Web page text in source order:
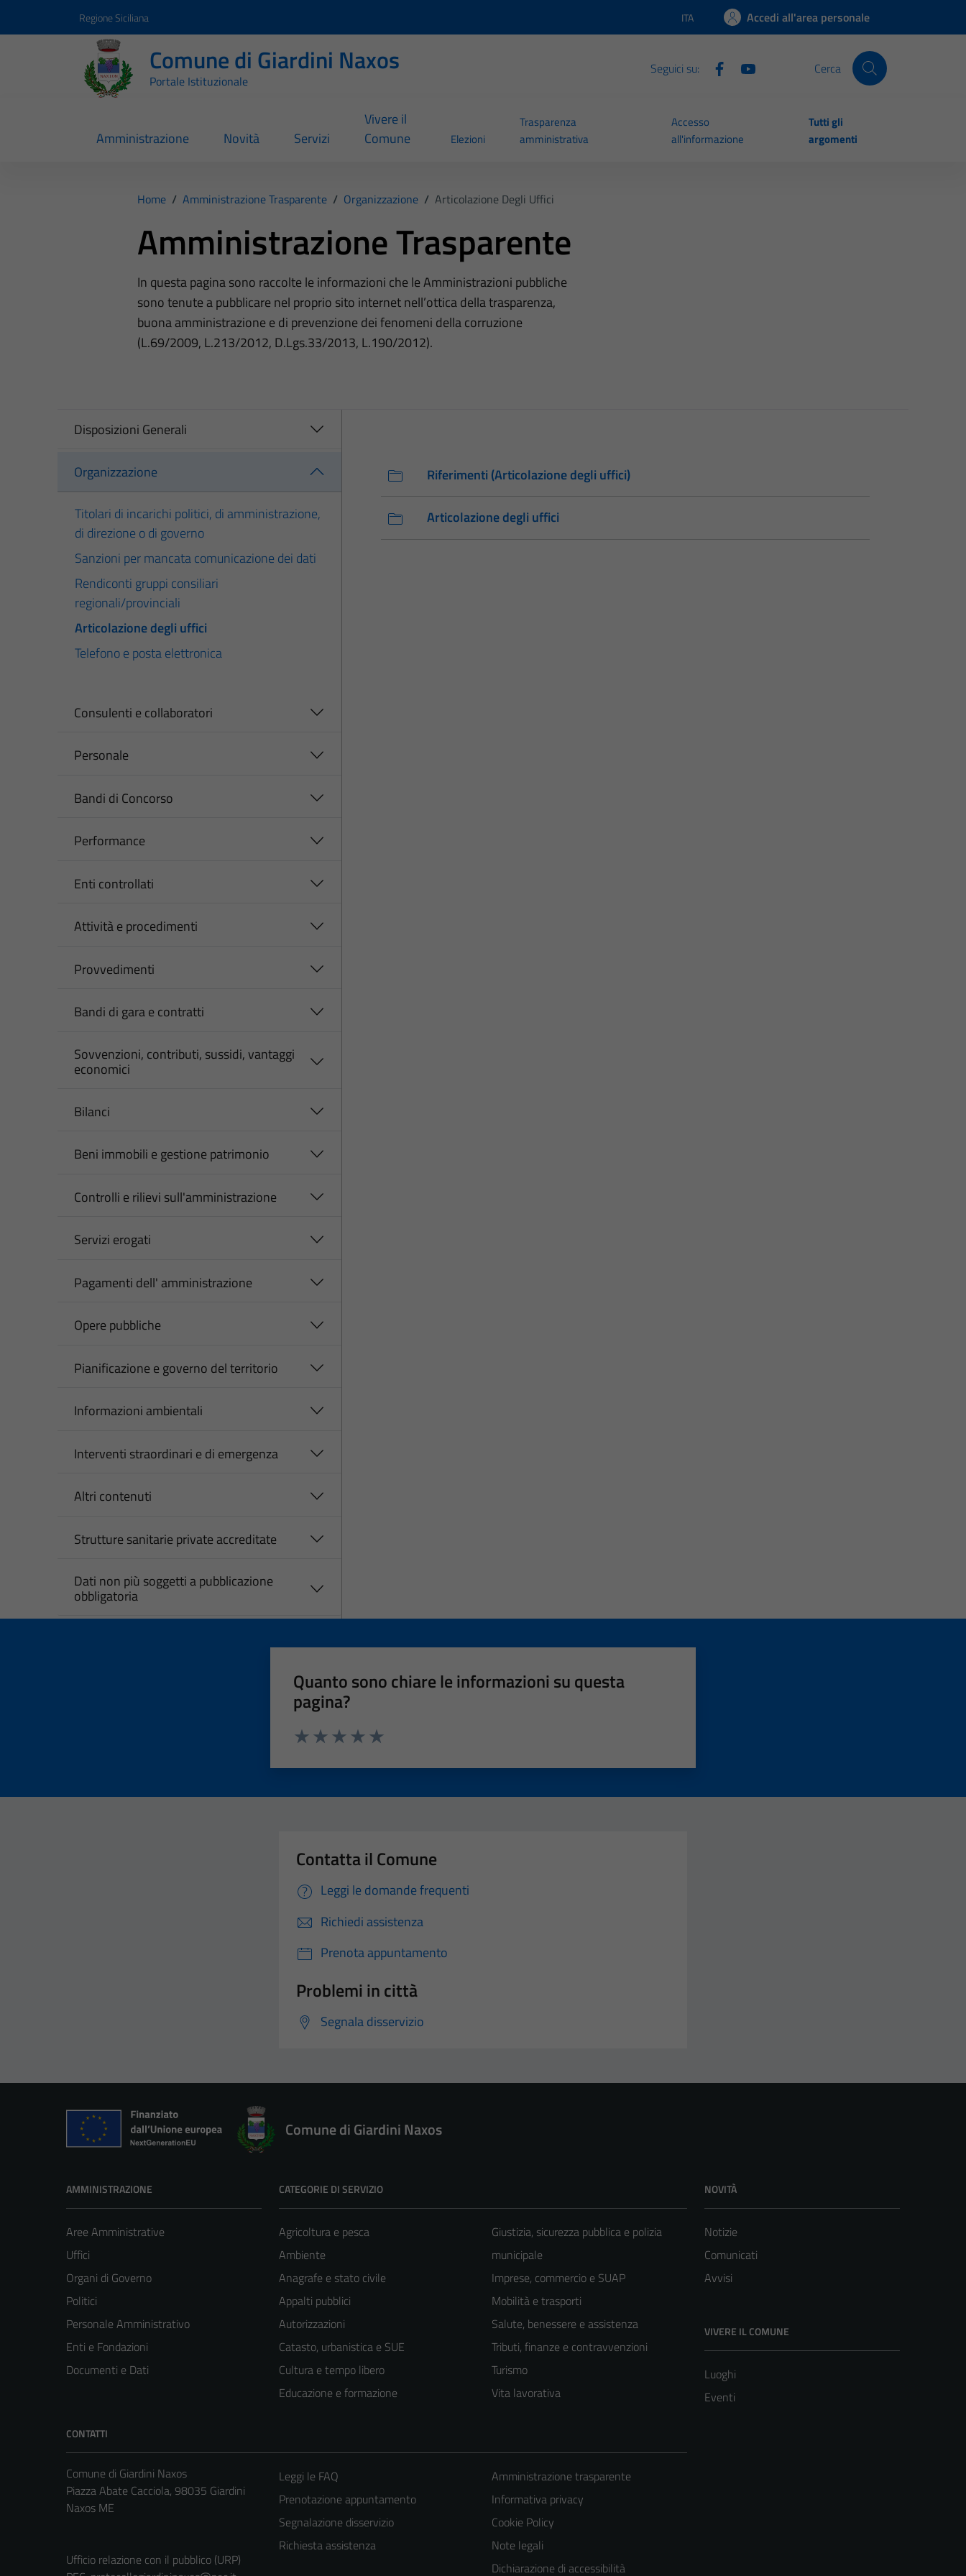
Regione Siciliana Lingua attiva:
ITA Accedi all'area personale
Comune di Giardini Naxos
Portale Istituzionale
Seguici su: Cerca
Amministrazione Novità Servizi
Vivere il
Comune
Elezioni
Trasparenza
amministrativa
Accesso
all'informazione
Tutti gli
argomenti
Home / Amministrazione Trasparente / Organizzazione / Articolazione Degli Uffici
Amministrazione Trasparente
In questa pagina sono raccolte le informazioni che le Amministrazioni pubbliche
sono tenute a pubblicare nel proprio sito internet nell’ottica della trasparenza,
buona amministrazione e di prevenzione dei fenomeni della corruzione
(L.69/2009, L.213/2012, D.Lgs.33/2013, L.190/2012).
Disposizioni Generali
Organizzazione
Titolari di incarichi politici, di amministrazione,
di direzione o di governo
Sanzioni per mancata comunicazione dei dati
Rendiconti gruppi consiliari
regionali/provinciali
Articolazione degli uffici
Telefono e posta elettronica
Consulenti e collaboratori
Personale
Bandi di Concorso
Performance
Enti controllati
Attività e procedimenti
Provvedimenti
Bandi di gara e contratti
Sovvenzioni, contributi, sussidi, vantaggi
economici
Bilanci
Beni immobili e gestione patrimonio
Controlli e rilievi sull'amministrazione
Servizi erogati
Pagamenti dell' amministrazione
Opere pubbliche
Pianificazione e governo del territorio
Informazioni ambientali
Interventi straordinari e di emergenza
Altri contenuti
Strutture sanitarie private accreditate
Dati non più soggetti a pubblicazione
obbligatoria
Riferimenti (Articolazione degli uffici)
Articolazione degli uffici
Quanto sono chiare le informazioni su questa
pagina?
Contatta il Comune
Leggi le domande frequenti
Richiedi assistenza
Prenota appuntamento
Problemi in città
Segnala disservizio
Comune di Giardini Naxos
AMMINISTRAZIONE
Aree Amministrative
Uffici
Organi di Governo
Politici
Personale Amministrativo
Enti e Fondazioni
Documenti e Dati
CATEGORIE DI SERVIZIO
Agricoltura e pesca
Ambiente
Anagrafe e stato civile
Appalti pubblici
Autorizzazioni
Catasto, urbanistica e SUE
Cultura e tempo libero
Educazione e formazione
Giustizia, sicurezza pubblica e polizia
municipale
Imprese, commercio e SUAP
Mobilità e trasporti
Salute, benessere e assistenza
Tributi, finanze e contravvenzioni
Turismo
Vita lavorativa
NOVITÀ
Notizie
Comunicati
Avvisi
VIVERE IL COMUNE
Luoghi
Eventi
CONTATTI
Comune di Giardini Naxos
Piazza Abate Cacciola, 98035 Giardini
Naxos ME
Ufficio relazione con il pubblico (URP)
Leggi le FAQ
Prenotazione appuntamento
Segnalazione disservizio
Richiesta assistenza
Amministrazione trasparente
Informativa privacy
Cookie Policy
Note legali
Dichiarazione di accessibilità
Tecnici
Questi cookie
sono necessari
per il
funzionamento